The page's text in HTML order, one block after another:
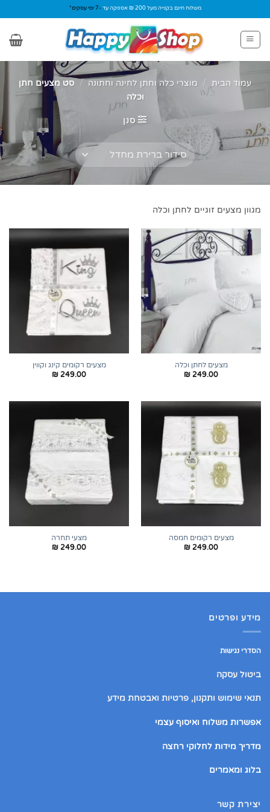
to
content
משלוח חינם בקנייה מעל 200 ₪ אספקה עד -7 ימי עסקים*
עמוד הבית / מוצרי כלה וחתן לחינה וחתונה / סט מצעים חתן
וכלה
סנן
מגוון מצעים זוגיים לחתן וכלה
מצעים לחתן וכלה
₪ 249.00
מצעים רקומים קינג וקווין
₪ 249.00
מצעים רקומים חמסה
₪ 249.00
מצעי תחרה
₪ 249.00
מידע ופרטים
הסדרי נגישות
ביטול עסקה
תנאי שימוש ותקנון, פרטיות ואבטחת מידע
אפשרות משלוח ואיסוף עצמי
מדריך מידות לחלוקי רחצה
בלוג ומאמרים
יצירת קשר